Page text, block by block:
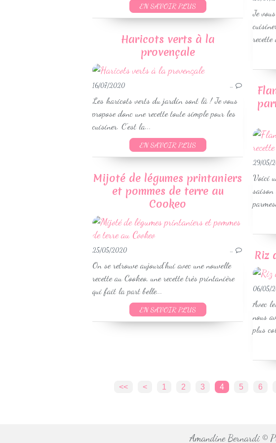
EN SAVOIR PLUS
Je
Haricots verts à la
provençale
16/07/2020 …
Les haricots verts du jardin sont là ! Je vous
propose donc une recette toute simple pour les
cuisiner. C'est la...
EN SAVOIR PLUS
29/05/
Voici
saison
Mijoté de légumes printaniers
et pommes de terre au
Cookeo
25/05/2020 …
On se retrouve aujourd'hui avec une nouvelle
recette au Cookeo, une recette très printanière
qui fait la part belle...
EN SAVOIR PLUS
Riz
06/05/
Avec
nous
plus
<< < 1 2 3 4 5 6
Amandine Bernardi ©